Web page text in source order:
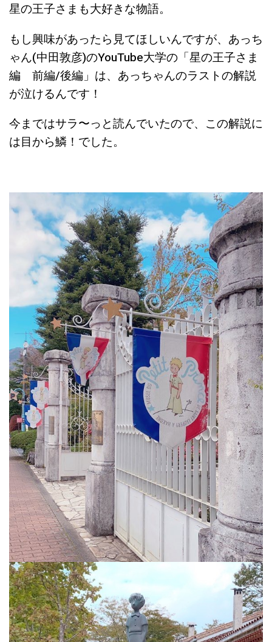
星の王子さまも大好きな物語。
もし興味があったら見てほしいんですが、あっち
ゃん(中田敦彦)のYouTube大学の「星の王子さま
編 前編/後編」は、あっちゃんのラストの解説
が泣けるんです！
今まではサラ〜っと読んでいたので、この解説に
は目から鱗！でした。